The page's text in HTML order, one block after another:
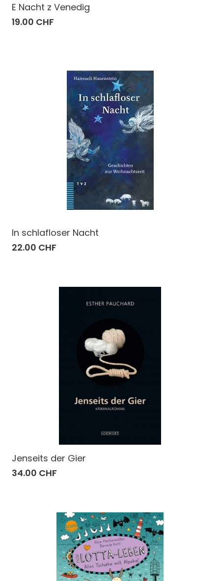
E Nacht z Venedig
19.00 CHF
In schlafloser Nacht
22.00 CHF
Jenseits der Gier
34.00 CHF